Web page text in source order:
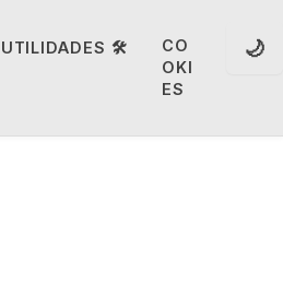
UTILIDADES 🛠️
CO
OKI
ES
🌙